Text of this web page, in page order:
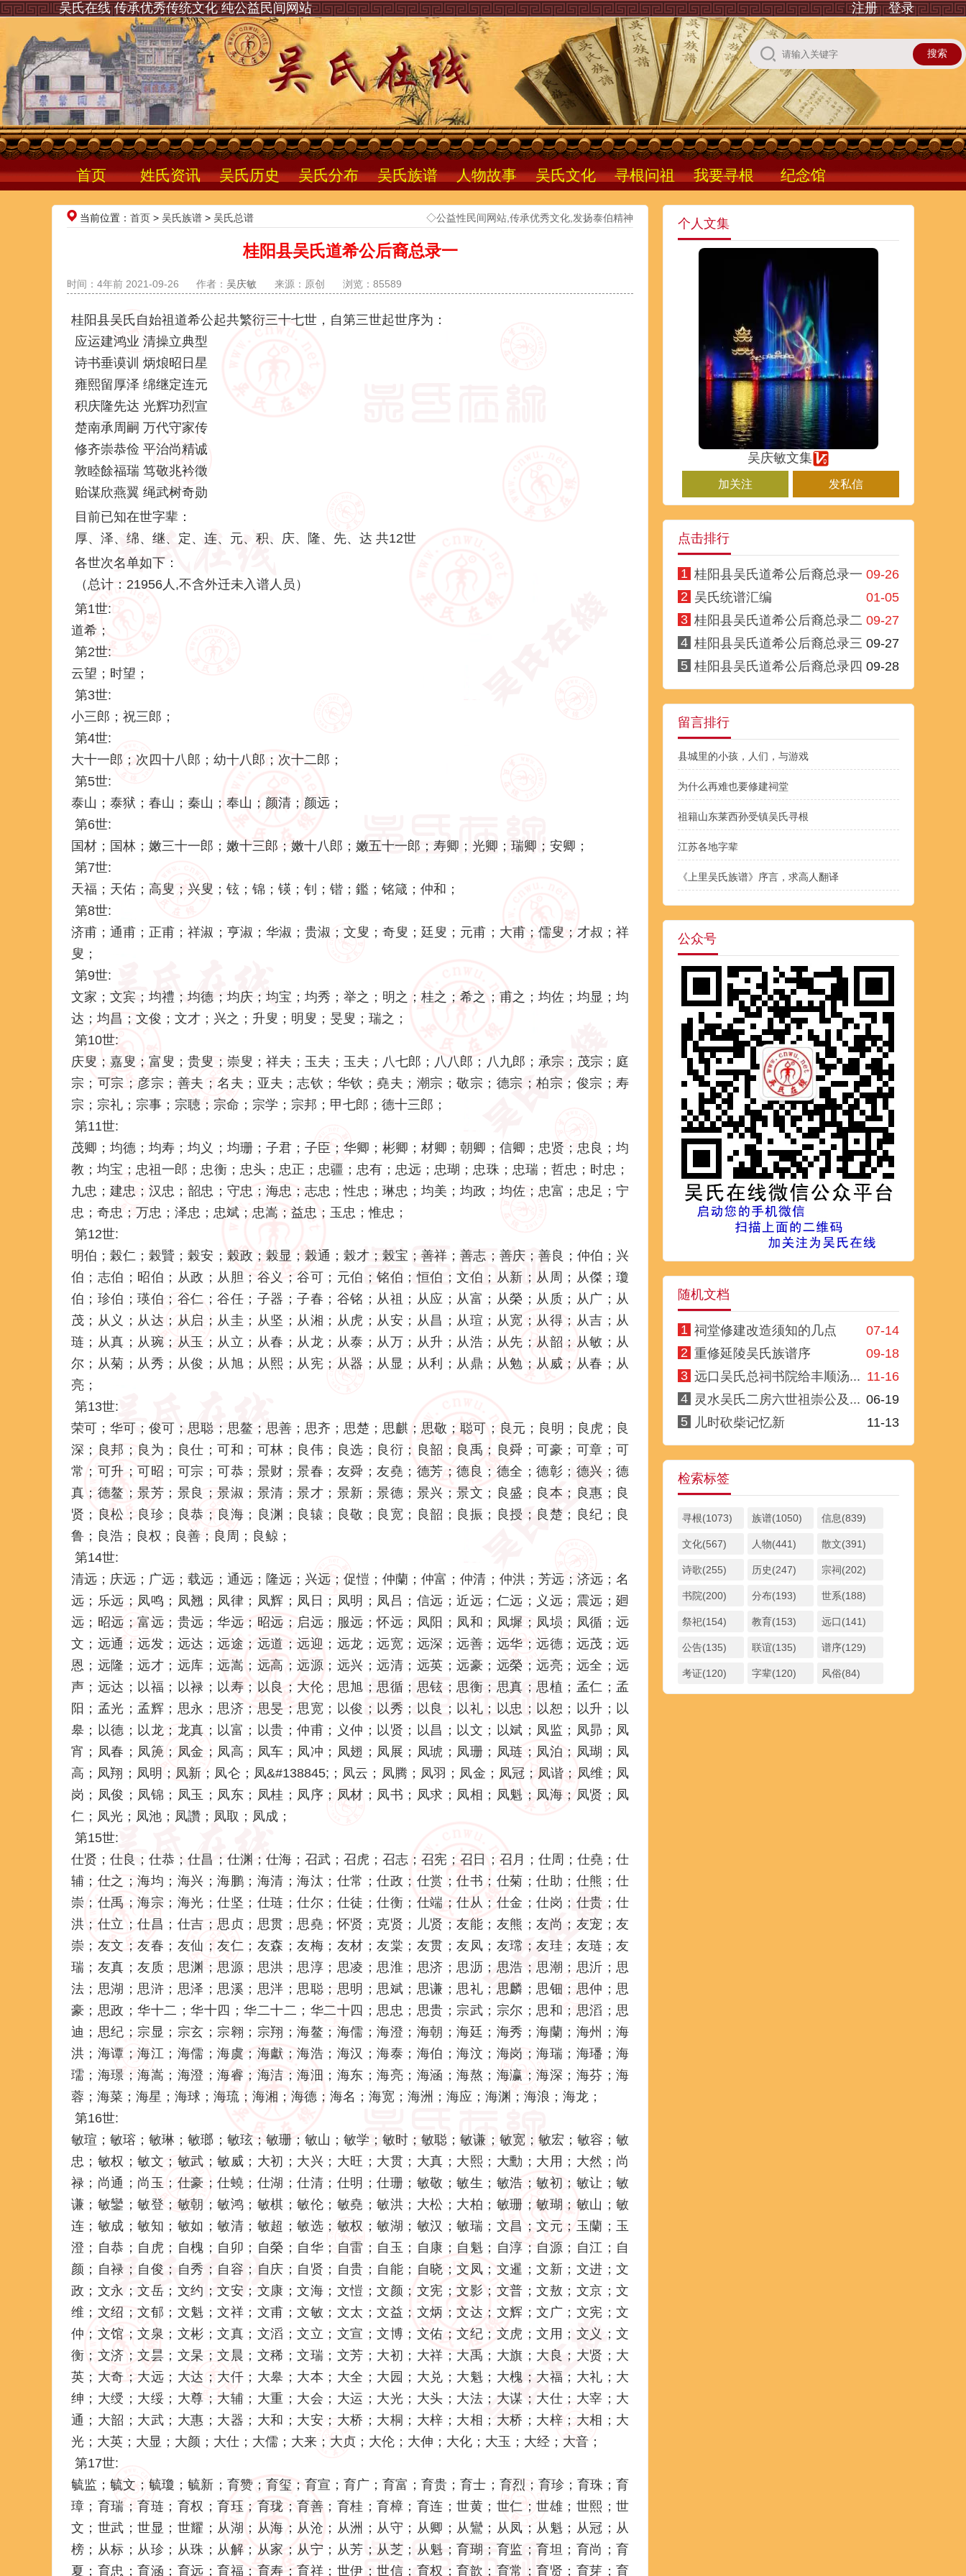
注册 登录
吴氏在线 传承优秀传统文化 纯公益民间网站
首页 姓氏资讯 吴氏历史 吴氏分布 吴氏族谱 人物故事 吴氏文化 寻根问祖 我要寻根 纪念馆
当前位置： 首页 > 吴氏族谱 > 吴氏总谱 ◇公益性民间网站,传承优秀文化,发扬泰伯精神
桂阳县吴氏道希公后裔总录一
时间：4年前 2021-09-26 作者： 吴庆敏 来源：原创 浏览：85589
桂阳县吴氏自始祖道希公起共繁衍三十七世，自第三世起世序为：
应运建鸿业 清操立典型
诗书垂谟训 炳烺昭日星
雍熙留厚泽 绵继定连元
积庆隆先达 光辉功烈宣
楚南承周嗣 万代守家传
修齐崇恭俭 平治尚精诚
敦睦餘福瑞 笃敬兆衿徵
贻谋欣燕翼 绳武树奇勋
目前已知在世字辈：
厚、泽、绵、继、定、连、元、积、庆、隆、先、达 共12世
各世次名单如下：
（总计：21956人,不含外迁未入谱人员）
第1世:
道希；
第2世:
云望；时望；
第3世:
小三郎；祝三郎；
第4世:
大十一郎；次四十八郎；幼十八郎；次十二郎；
第5世:
泰山；泰狱；春山；秦山；奉山；颜清；颜远；
第6世:
国材；国林；嫩三十一郎；嫩十三郎；嫩十八郎；嫩五十一郎；寿卿；光卿；瑞卿；安卿；
第7世:
天福；天佑；高叟；兴叟；铉；锦；锳；钊；锴；鑑；铭箴；仲和；
第8世:
济甫；通甫；正甫；祥淑；亨淑；华淑；贵淑；文叟；奇叟；廷叟；元甫；大甫；儒叟；才叔；祥
叟；
第9世:
文家；文宾；均禮；均德；均庆；均宝；均秀；举之；明之；桂之；希之；甫之；均佐；均显；均
达；均昌；文俊；文才；兴之；升叟；明叟；旻叟；瑞之；
第10世:
庆叟；嘉叟；富叟；贵叟；崇叟；祥夫；玉夫；玉夫；八七郎；八八郎；八九郎；承宗；茂宗；庭
宗；可宗；彦宗；善夫；名夫；亚夫；志钦；华钦；堯夫；潮宗；敬宗；德宗；柏宗；俊宗；寿
宗；宗礼；宗事；宗聴；宗命；宗学；宗邦；甲七郎；德十三郎；
第11世:
茂卿；均德；均寿；均义；均珊；子君；子臣；华卿；彬卿；材卿；朝卿；信卿；忠贤；忠良；均
教；均宝；忠祖一郎；忠衡；忠头；忠正；忠疆；忠有；忠远；忠瑚；忠珠；忠瑞；哲忠；时忠；
九忠；建忠；汉忠；韶忠；守忠；海忠；志忠；性忠；琳忠；均美；均政；均佐；忠富；忠足；宁
忠；奇忠；万忠；泽忠；忠斌；忠嵩；益忠；玉忠；惟忠；
第12世:
明伯；榖仁；榖贒；榖安；榖政；榖显；榖通；榖才；榖宝；善祥；善志；善庆；善良；仲伯；兴
伯；志伯；昭伯；从政；从胆；谷义；谷可；元伯；铭伯；恒伯；文伯；从新；从周；从傑；瓊
伯；珍伯；瑛伯；谷仁；谷任；子器；子春；谷铭；从祖；从应；从富；从榮；从质；从广；从
茂；从义；从达；从启；从圭；从坚；从湘；从虎；从安；从昌；从瑄；从宽；从得；从吉；从
琏；从真；从琬；从玉；从立；从春；从龙；从泰；从万；从升；从浩；从先；从韶；从敏；从
尔；从菊；从秀；从俊；从旭；从熙；从宪；从器；从显；从利；从鼎；从勉；从威；从春；从
亮；
第13世:
荣可；华可；俊可；思聪；思鳌；思善；思齐；思楚；思麒；思敬；聪可；良元；良明；良虎；良
深；良邦；良为；良仕；可和；可林；良伟；良选；良衍；良韶；良禹；良舜；可豪；可章；可
常；可升；可昭；可宗；可恭；景财；景春；友舜；友堯；德芳；德良；德全；德彰；德兴；德
真；德鳌；景芳；景良；景淑；景清；景才；景新；景德；景兴；景文；良盛；良本；良惠；良
贤；良松；良珍；良恭；良海；良渊；良辕；良敬；良宽；良韶；良振；良授；良楚；良纪；良
鲁；良浩；良权；良善；良周；良鲸；
第14世:
清远；庆远；广远；载远；通远；隆远；兴远；促愷；仲蘭；仲富；仲清；仲洪；芳远；济远；名
远；乐远；凤鸣；凤翘；凤律；凤辉；凤日；凤明；凤吕；信远；近远；仁远；义远；震远；廻
远；昭远；富远；贵远；华远；昭远；启远；服远；怀远；凤阳；凤和；凤墀；凤埙；凤循；远
文；远通；远发；远达；远途；远道；远迎；远龙；远宽；远深；远善；远华；远德；远茂；远
恩；远隆；远才；远库；远嵩；远高；远源；远兴；远清；远英；远豪；远榮；远亮；远全；远
声；远达；以福；以禄；以寿；以良；大伦；思旭；思循；思铉；思衡；思真；思植；孟仁；孟
阳；孟光；孟辉；思永；思济；思旻；思宽；以俊；以秀；以良；以礼；以忠；以恕；以升；以
皋；以德；以龙；龙真；以富；以贵；仲甫；义仲；以贤；以昌；以文；以斌；凤监；凤昴；凤
宵；凤春；凤箎；凤金；凤高；凤车；凤冲；凤翅；凤展；凤琥；凤珊；凤琏；凤泊；凤瑚；凤
高；凤翔；凤明；凤新；凤仑；凤&#138845;；凤云；凤腾；凤羽；凤金；凤冠；凤谐；凤维；凤
岗；凤俊；凤锦；凤玉；凤东；凤桂；凤序；凤材；凤书；凤求；凤相；凤魁；凤海；凤贤；凤
仁；凤光；凤池；凤讚；凤取；凤成；
第15世:
仕贤；仕良；仕恭；仕昌；仕渊；仕海；召武；召虎；召志；召宪；召日；召月；仕周；仕堯；仕
辅；仕之；海均；海兴；海鹏；海清；海汰；仕常；仕政；仕赏；仕书；仕菊；仕助；仕熊；仕
崇；仕禹；海宗；海光；仕坚；仕琏；仕尔；仕徒；仕衡；仕端；仕从；仕金；仕岗；仕贵；仕
洪；仕立；仕昌；仕吉；思贞；思贯；思堯；怀贤；克贤；儿贤；友能；友熊；友尚；友宠；友
崇；友文；友春；友仙；友仁；友森；友梅；友材；友棠；友贯；友凤；友瑺；友珪；友琏；友
瑞；友真；友质；思渊；思源；思洪；思淳；思凌；思淮；思济；思沥；思浩；思潮；思沂；思
法；思湖；思浒；思泽；思溪；思泮；思聪；思明；思斌；思谦；思礼；思麟；思钿；思仲；思
豪；思政；华十二；华十四；华二十二；华二十四；思忠；思贵；宗武；宗尔；思和；思滔；思
迪；思纪；宗显；宗玄；宗翱；宗翔；海鳌；海儒；海澄；海朝；海廷；海秀；海蘭；海州；海
洪；海谭；海江；海儒；海虞；海獻；海浩；海汉；海泰；海伯；海汶；海岗；海瑞；海璠；海
瓀；海璟；海嵩；海澄；海睿；海洁；海沺；海东；海亮；海涵；海熬；海瀛；海深；海芬；海
蓉；海菜；海星；海球；海琉；海湘；海德；海名；海宽；海洲；海应；海渊；海浪；海龙；
第16世:
敏瑄；敏瑢；敏琳；敏瑯；敏玹；敏珊；敏山；敏学；敏时；敏聪；敏谦；敏宽；敏宏；敏容；敏
忠；敏权；敏文；敏武；敏威；大初；大兴；大旺；大贯；大真；大熙；大勳；大用；大然；尚
禄；尚通；尚玉；仕豪；仕蟯；仕湖；仕清；仕明；仕珊；敏敬；敏生；敏浩；敏初；敏让；敏
谦；敏鑾；敏登；敏朝；敏鸿；敏棋；敏伦；敏堯；敏洪；大松；大柏；敏珊；敏瑚；敏山；敏
连；敏成；敏知；敏如；敏清；敏超；敏选；敏权；敏湖；敏汉；敏瑞；文昌；文元；玉蘭；玉
澄；自恭；自虎；自槐；自卯；自榮；自华；自雷；自玉；自康；自魁；自淳；自源；自江；自
颜；自禄；自俊；自秀；自容；自庆；自贤；自贵；自能；自晓；文凤；文暹；文新；文进；文
政；文永；文岳；文约；文安；文康；文海；文愷；文颜；文宪；文影；文普；文敖；文京；文
维；文绍；文郁；文魁；文祥；文甫；文敏；文太；文益；文炳；文达；文辉；文广；文宪；文
仲；文馆；文泉；文彬；文真；文滔；文立；文宣；文博；文佑；文纪；文虎；文用；文义；文
衡；文济；文昙；文杲；文晨；文稀；文瑞；文芳；大初；大祥；大禹；大旗；大良；大贤；大
英；大奇；大远；大达；大仟；大皋；大本；大全；大园；大兑；大魁；大槐；大福；大礼；大
绅；大绶；大绥；大尊；大辅；大重；大会；大运；大光；大头；大法；大谋；大仕；大宰；大
通；大韶；大武；大惠；大器；大和；大安；大桥；大桐；大梓；大相；大桥；大梓；大相；大
光；大英；大显；大颜；大仕；大儒；大来；大贞；大伦；大伸；大化；大玉；大经；大音；
第17世:
毓监；毓文；毓瓊；毓新；育赞；育玺；育宣；育广；育富；育贵；育士；育烈；育珍；育珠；育
璋；育瑞；育琏；育权；育珏；育珑；育善；育桂；育樟；育连；世黄；世仁；世雄；世熙；世
文；世武；世显；世耀；从湖；从海；从沧；从洲；从守；从卿；从鸞；从凤；从魁；从冠；从
榜；从标；从珍；从珠；从解；从家；从宁；从芳；从芝；从魁；育瑚；育监；育坦；育尚；育
夏；育忠；育涵；育远；育福；育寿；育祥；世伊；世信；育权；育歆；育常；育贤；育芽；育
个人文集
吴庆敏文集
加关注 发私信
点击排行
1 09-26
桂阳县吴氏道希公后裔总录一
2
01-05
吴氏统谱汇编
3
09-27
桂阳县吴氏道希公后裔总录二
4
09-27
桂阳县吴氏道希公后裔总录三
5
09-28
桂阳县吴氏道希公后裔总录四
留言排行
县城里的小孩，人们，与游戏
为什么再难也要修建祠堂
祖籍山东莱西孙受镇吴氏寻根
江苏各地字辈
《上里吴氏族谱》序言，求高人翻译
公众号
随机文档
1 07-14
祠堂修建改造须知的几点
2
09-18
重修延陵吴氏族谱序
3
11-16
远口吴氏总祠书院给丰顺汤...
4
06-19
灵水吴氏二房六世祖崇公及...
5
11-13
儿时砍柴记忆新
检索标签
寻根(1073) 族谱(1050) 信息(839)
文化(567) 人物(441) 散文(391)
诗歌(255) 历史(247) 宗祠(202)
书院(200) 分布(193) 世系(188)
祭祀(154) 教育(153) 远口(141)
公告(135) 联谊(135) 谱序(129)
考证(120) 字辈(120) 风俗(84)